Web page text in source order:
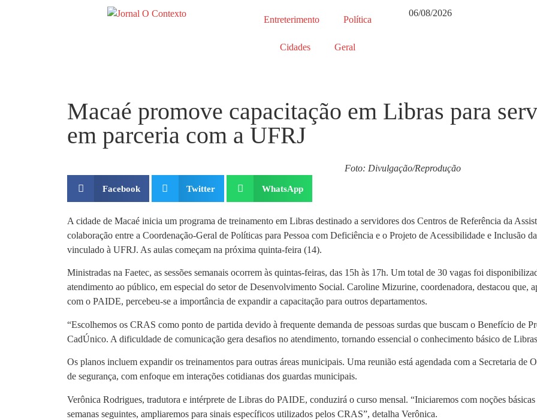
Entreterimento Política
Cidades Geral
06/08/2026
Macaé promove capacitação em Libras para
em parceria com a UFRJ
Foto: Divulgação/Reprodução
Facebook Twitter WhatsApp
A cidade de Macaé inicia um programa de treinamento em Libras destinado a servidores dos Centros de Referência da
colaboração entre a Coordenação-Geral de Políticas para Pessoa com Deficiência e o Projeto de Acessibilidade e Inclusão
vinculado à UFRJ. As aulas começam na próxima quinta-feira (14).
Ministradas na Faetec, as sessões semanais ocorrem às quintas-feiras, das 15h às 17h. Um total de 30 vagas foi
atendimento ao público, em especial do setor de Desenvolvimento Social. Caroline Mizurine, coordenadora, destacou que,
com o PAIDE, percebeu-se a importância de expandir a capacitação para outros departamentos.
“Escolhemos os CRAS como ponto de partida devido à frequente demanda de pessoas surdas que buscam o Benefício de
CadÚnico. A dificuldade de comunicação gera desafios no atendimento, tornando essencial o conhecimento básico de
Os planos incluem expandir os treinamentos para outras áreas municipais. Uma reunião está agendada com a Secretaria de
de segurança, com enfoque em interações cotidianas dos guardas municipais.
Verônica Rodrigues, tradutora e intérprete de Libras do PAIDE, conduzirá o curso mensal. “Iniciaremos com noções
semanas seguintes, ampliaremos para sinais específicos utilizados pelos CRAS”, detalha Verônica.